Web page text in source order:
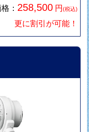
： 258,500 円(税込)
更に割引が可能！